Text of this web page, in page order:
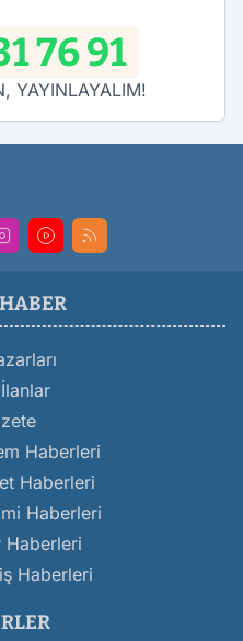
76 91
YAYINLAYALIM!
Haberleri
Haberleri
Haberleri
Haberleri